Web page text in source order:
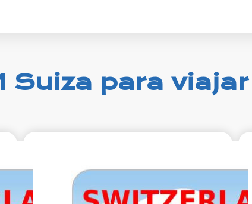
Suiza para viajar
Roaming en
SALT